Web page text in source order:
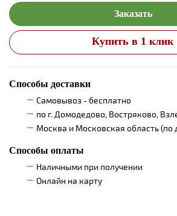
Заказать
Купить в 1 клик
Способы доставки
Самовывоз - бесплатно
по г. Домодедово, Востряково,
Москва и Московская область (по
Способы оплаты
Наличными при получении
Онлайн на карту